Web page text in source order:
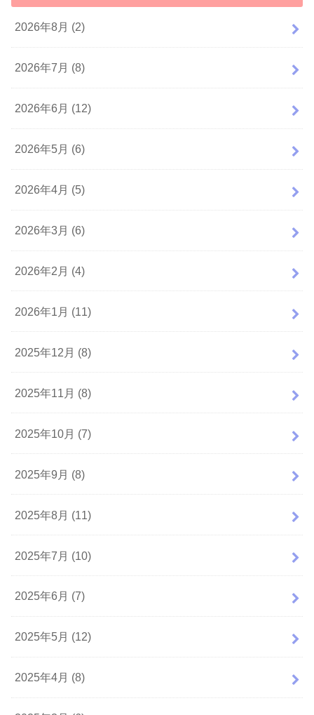
2026年8月 (2)
2026年7月 (8)
2026年6月 (12)
2026年5月 (6)
2026年4月 (5)
2026年3月 (6)
2026年2月 (4)
2026年1月 (11)
2025年12月 (8)
2025年11月 (8)
2025年10月 (7)
2025年9月 (8)
2025年8月 (11)
2025年7月 (10)
2025年6月 (7)
2025年5月 (12)
2025年4月 (8)